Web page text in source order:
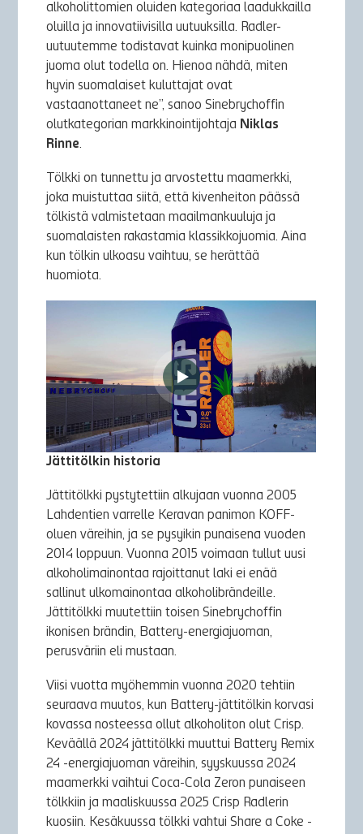
alkoholittomien oluiden kategoriaa laadukkailla
oluilla ja innovatiivisilla uutuuksilla. Radler-
uutuutemme todistavat kuinka monipuolinen
juoma olut todella on. Hienoa nähdä, miten
hyvin suomalaiset kuluttajat ovat
vastaanottaneet ne”, sanoo Sinebrychoffin
olutkategorian markkinointijohtaja Niklas
Rinne.
Tölkki on tunnettu ja arvostettu maamerkki,
joka muistuttaa siitä, että kivenheiton päässä
tölkistä valmistetaan maailmankuuluja ja
suomalaisten rakastamia klassikkojuomia. Aina
kun tölkin ulkoasu vaihtuu, se herättää
huomiota.
Jättitölkin historia
Jättitölkki pystytettiin alkujaan vuonna 2005
Lahdentien varrelle Keravan panimon KOFF-
oluen väreihin, ja se pysyikin punaisena vuoden
2014 loppuun. Vuonna 2015 voimaan tullut uusi
alkoholimainontaa rajoittanut laki ei enää
sallinut ulkomainontaa alkoholibrändeille.
Jättitölkki muutettiin toisen Sinebrychoffin
ikonisen brändin, Battery-energiajuoman,
perusväriin eli mustaan.
Viisi vuotta myöhemmin vuonna 2020 tehtiin
seuraava muutos, kun Battery-jättitölkin korvasi
kovassa nosteessa ollut alkoholiton olut Crisp.
Keväällä 2024 jättitölkki muuttui Battery Remix
24 -energiajuoman väreihin, syyskuussa 2024
maamerkki vaihtui Coca-Cola Zeron punaiseen
tölkkiin ja maaliskuussa 2025 Crisp Radlerin
kuosiin. Kesäkuussa tölkki vahtui Share a Coke -